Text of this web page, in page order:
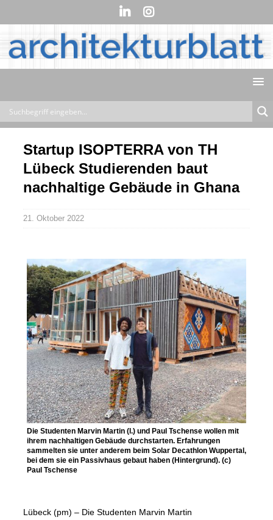
Startup ISOPTERRA von TH
Lübeck Studierenden baut
nachhaltige Gebäude in Ghana
21. Oktober 2022
Die Studenten Marvin Martin (l.) und Paul Tschense wollen mit
ihrem nachhaltigen Gebäude durchstarten. Erfahrungen
sammelten sie unter anderem beim Solar Decathlon Wuppertal,
bei dem sie ein Passivhaus gebaut haben (Hintergrund). (c)
Paul Tschense
Lübeck (pm) – Die Studenten Marvin Martin